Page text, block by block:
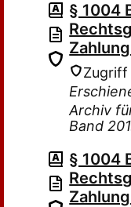
§ 1004
Zugriff
Archiv
Band
§ 1004